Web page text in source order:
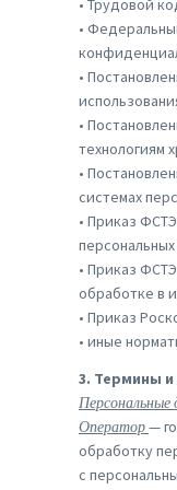
• Трудовой
•
•
•
технологиям
•
системах
• Приказ
• Приказ
обработке в
• Приказ
• иные
3. Термины
Персональные
Оператор—
обработку
с